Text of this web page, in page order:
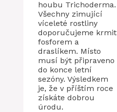
houbu Trichoderma.
Všechny zimující
víceleté rostliny
doporučujeme krmit
fosforem a
draslíkem. Místo
musí být připraveno
do konce letní
sezóny. Výsledkem
je, že v příštím roce
získáte dobrou
úrodu.